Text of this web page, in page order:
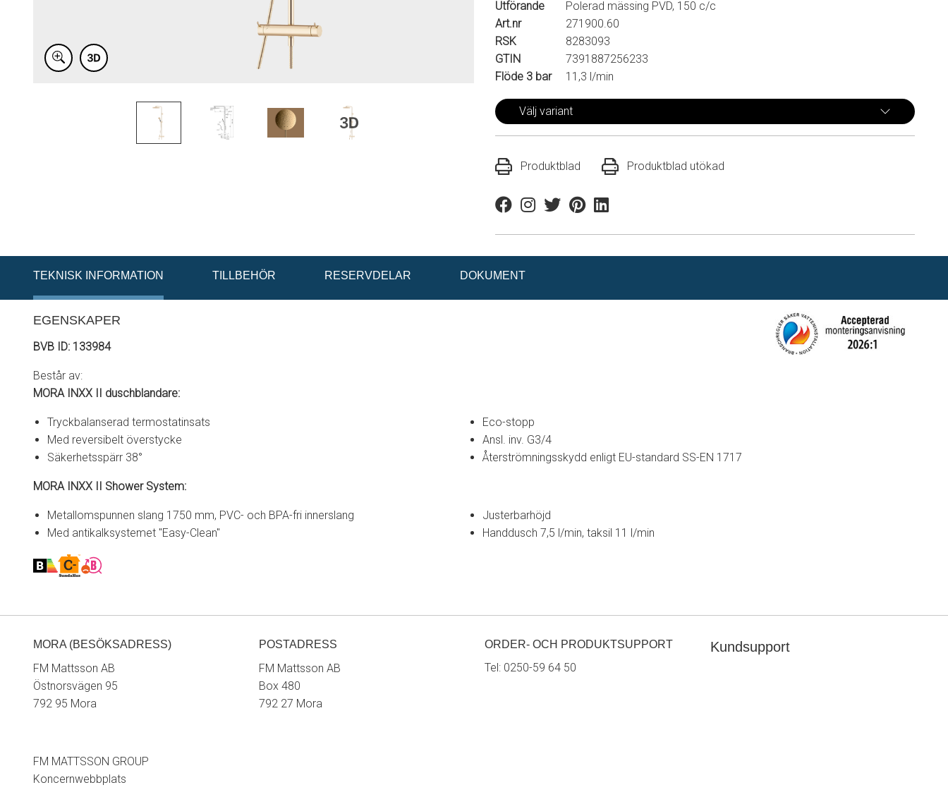
Utförande
Polerad mässing PVD, 150 c/c
Art.nr
271900.60
RSK
8283093
GTIN
7391887256233
Flöde 3 bar
11,3 l/min
Välj variant
Produktblad Produktblad utökad
FacebookInstagram
TwitterPinterestLinkedin
TEKNISK INFORMATION TILLBEHÖR RESERVDELAR DOKUMENT
EGENSKAPER
BVB ID: 133984
Består av:
MORA INXX II duschblandare:
Tryckbalanserad termostatinsats
Med reversibelt överstycke
Säkerhetsspärr 38°
Eco-stopp
Ansl. inv. G3/4
Återströmningsskydd enligt EU-standard SS-EN 1717
MORA INXX II Shower System:
Metallomspunnen slang 1750 mm, PVC- och BPA-fri innerslang
Med antikalksystemet "Easy-Clean"
Justerbarhöjd
Handdusch 7,5 l/min, taksil 11 l/min
MORA (BESÖKSADRESS)
FM Mattsson AB
Östnorsvägen 95
792 95 Mora
FM MATTSSON GROUP
Koncernwebbplats
POSTADRESS
FM Mattsson AB
Box 480
792 27 Mora
ORDER- OCH PRODUKTSUPPORT
Tel: 0250-59 64 50
Kundsupport